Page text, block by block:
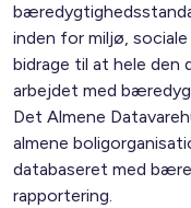
inden for miljø,
bidrage til at hele den
arbejdet med
Det Almene
almene
databaseret med
rapportering.